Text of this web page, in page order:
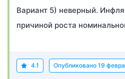
Вариант 5) неверный.
причиной роста
4.1 Опубликовано 19